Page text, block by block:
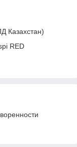
Казахстан)
RED